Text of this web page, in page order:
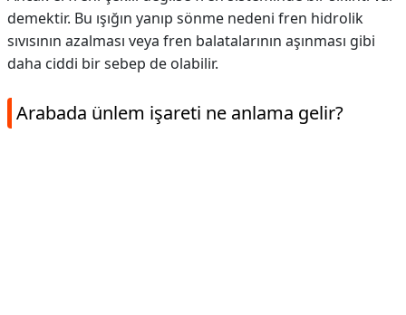
demektir. Bu ışığın yanıp sönme nedeni fren hidrolik
sıvısının azalması veya fren balatalarının aşınması gibi
daha ciddi bir sebep de olabilir.
Arabada ünlem işareti ne anlama gelir?